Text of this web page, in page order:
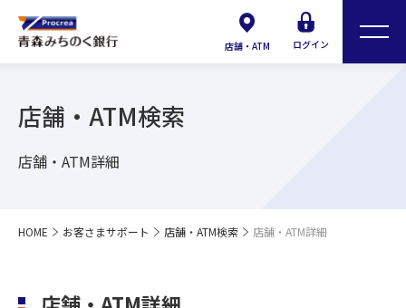
店舗・ATM ログイン
店舗・ATM検索
店舗・ATM詳細
HOME お客さまサポート 店舗・ATM検索 店舗・ATM詳細